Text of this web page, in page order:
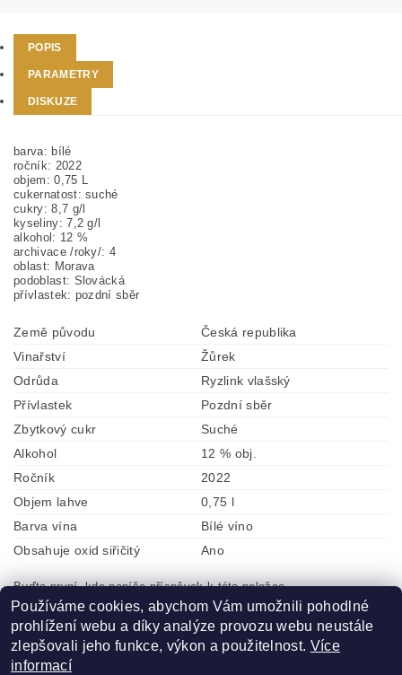
POPIS
PARAMETRY
DISKUZE
barva: bílé
ročník: 2022
objem: 0,75 L
cukernatost: suché
cukry: 8,7 g/l
kyseliny: 7,2 g/l
alkohol: 12 %
archivace /roky/: 4
oblast: Morava
podoblast: Slovácká
přívlastek: pozdní sběr
Země původu
Česká republika
Vinařství
Žůrek
Odrůda
Ryzlink vlašský
Přívlastek
Pozdní sběr
Zbytkový cukr
Suché
Alkohol
12 % obj.
Ročník
2022
Objem lahve
0,75 l
Barva vína
Bílé víno
Obsahuje oxid siřičitý
Ano
Buďte první, kdo napíše příspěvek k této položce.
Přidat komentář
Používáme cookies, abychom Vám umožnili pohodlné
prohlížení webu a díky analýze provozu webu neustále
zlepšovali jeho funkce, výkon a použitelnost. Více
informací